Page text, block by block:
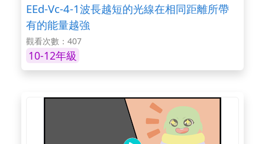
EEd-Vc-4-1波長越短的光線在相同距離所帶
有的能量越強
觀看次數：407
10-12年級